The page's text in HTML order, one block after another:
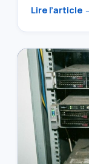
Lire l’article